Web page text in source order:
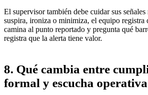
El supervisor también debe cuidar sus
suspira, ironiza o minimiza, el equipo registra
camina al punto reportado y pregunta qué
registra que la alerta tiene valor.
8. Qué cambia entre
formal y escucha